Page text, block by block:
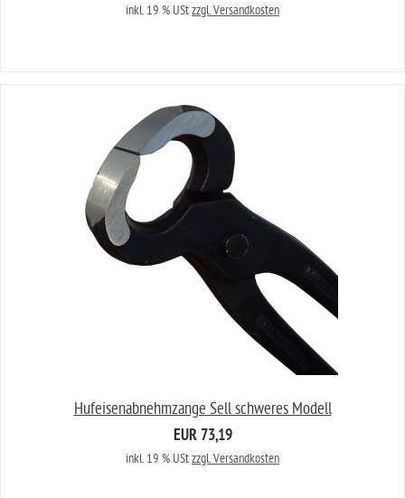
inkl. 19 % UStzzgl. Versandkosten
Hufeisenabnehmzange Sell schweres Modell
EUR 73,19
inkl. 19 % UStzzgl. Versandkosten